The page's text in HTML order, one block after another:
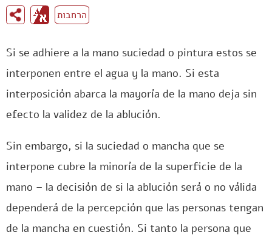
הרחבות
Si se adhiere a la mano suciedad o pintura estos se
interponen entre el agua y la mano. Si esta
interposición abarca la mayoría de la mano deja sin
efecto la validez de la ablución.
Sin embargo, si la suciedad o mancha que se
interpone cubre la minoría de la superficie de la
mano – la decisión de si la ablución será o no válida
dependerá de la percepción que las personas tengan
de la mancha en cuestión. Si tanto la persona que